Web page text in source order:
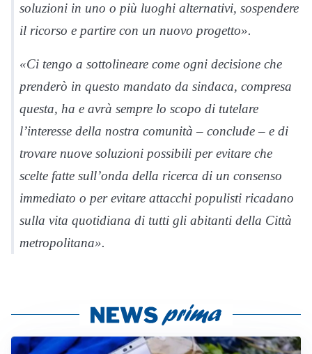
soluzioni in uno o più luoghi alternativi, sospendere
il ricorso e partire con un nuovo progetto».
«Ci tengo a sottolineare come ogni decisione che
prenderò in questo mandato da sindaca, compresa
questa, ha e avrà sempre lo scopo di tutelare
l’interesse della nostra comunità – conclude – e di
trovare nuove soluzioni possibili per evitare che
scelte fatte sull’onda della ricerca di un consenso
immediato o per evitare attacchi populisti ricadano
sulla vita quotidiana di tutti gli abitanti della Città
metropolitana».